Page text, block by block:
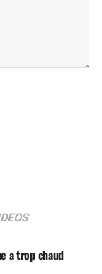
a trop chaud